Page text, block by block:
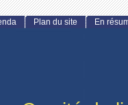
Plan du site En